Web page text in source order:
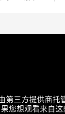
第三方提供商托
果您想观看来自这